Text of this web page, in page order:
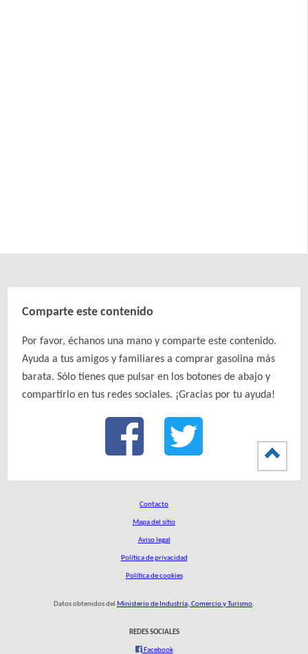
Comparte este contenido
Por favor, échanos una mano y comparte este contenido.
Ayuda a tus amigos y familiares a comprar gasolina más
barata. Sólo tienes que pulsar en los botones de abajo y
compartirlo en tus redes sociales. ¡Gracias por tu ayuda!
Contacto
Mapa del sitio
Aviso legal
Política de privacidad
Política de cookies
Datos obtenidos del Ministerio de Industria, Comercio y Turismo.
REDES SOCIALES
Facebook